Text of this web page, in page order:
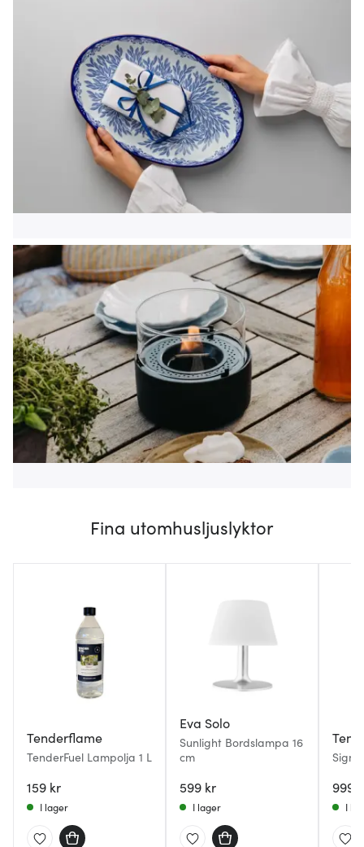
Fina utomhusljuslyktor
Tenderflame
TenderFuel Lampolja 1 L
159 kr
I lager
Eva Solo
Sunlight Bordslampa 16
cm
599 kr
I lager
999
I